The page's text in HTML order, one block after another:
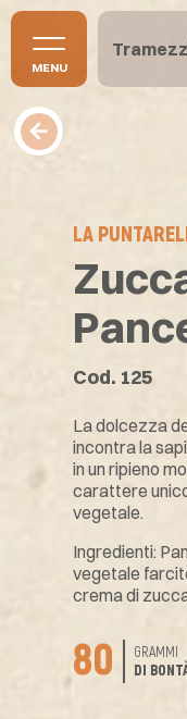
MENU
LA
Cod. 125
La dolcezza
incontra la
in un ripieno
carattere
vegetale.
Ingredienti:
vegetale
crema di
80
GRAMMI
DI